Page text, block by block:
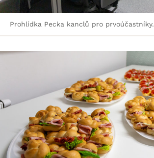
Prohlídka Pecka kanclů pro prvoúčastníky.